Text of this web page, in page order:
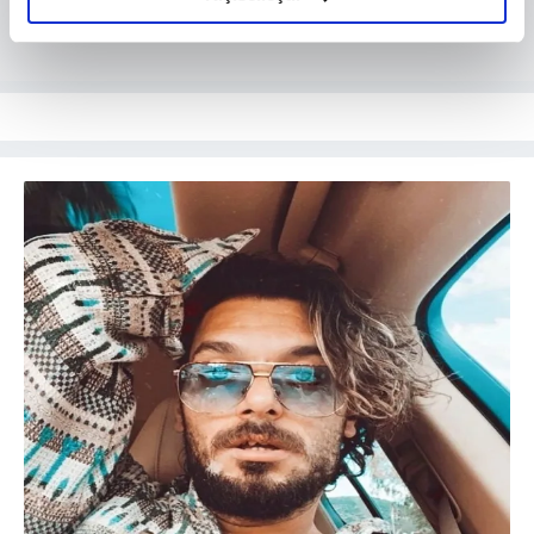
elimizden gelen çabayı gösterdiğimizi ve bu noktada,
reklamların maliyetlerimizi karşılamak noktasında tek gelir
gösterilmeyecektir."
Sizlere daha iyi bir hizmet sunabilmek için İnternet
Sitemizde kendimize ve üçüncü kişilere ait çerezler
kullanılmaktadır. Bu çerezler vasıtasıyla çeşitli kişisel
verileriniz işlenmekte olup gerekli olan çerezler bilgi
toplumu hizmetlerinin sunulması amacıyla
kullanılmaktadır. Diğer çerezler, sitemizin daha işlevsel
kılınması ve kişiselleştirilmesi ve sizlere yönelik
reklam/pazarlama faaliyetlerinin yapılması, amaçlarıyla
sınırlı olarak açık rızanız dahilinde kullanılacaktır.